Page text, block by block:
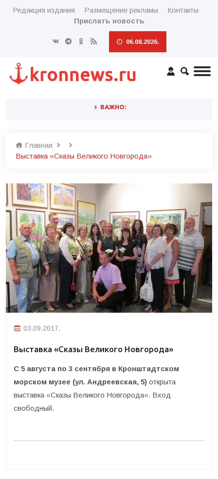
Редакция издания Размещение рекламы
Контакты
Прислать новость
06.08.2026.
ВАЖНО:
Главная
Выставка «Сказы Великого Новгорода»
03.09.2017.
Выставка «Сказы Великого Новгорода»
С 5 августа по 3 сентября в Кронштадтском
морском музее (ул. Андреевская, 5) открыта
выставка «Сказы Великого Новгорода». Вход
свободный.